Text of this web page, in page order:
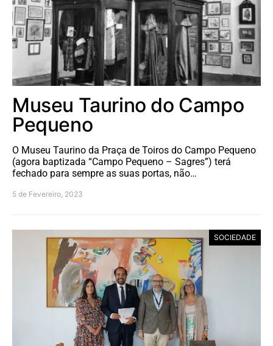
Museu Taurino do Campo
Pequeno
O Museu Taurino da Praça de Toiros do Campo Pequeno
(agora baptizada “Campo Pequeno – Sagres”) terá
fechado para sempre as suas portas, não…
5 de Fevereiro, 2023
SOCIEDADE